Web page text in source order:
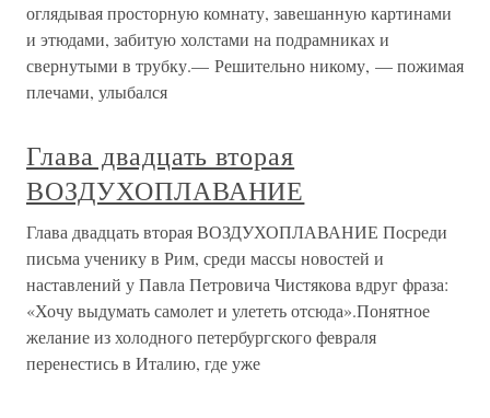
оглядывая просторную комнату, завешанную картинами
и этюдами, забитую холстами на подрамниках и
свернутыми в трубку.— Решительно никому, — пожимая
плечами, улыбался
Глава двадцать вторая
ВОЗДУХОПЛАВАНИЕ
Глава двадцать вторая ВОЗДУХОПЛАВАНИЕ Посреди
письма ученику в Рим, среди массы новостей и
наставлений у Павла Петровича Чистякова вдруг фраза:
«Хочу выдумать самолет и улететь отсюда».Понятное
желание из холодного петербургского февраля
перенестись в Италию, где уже